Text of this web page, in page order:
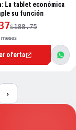
La tablet económica
su función
$188.75
oferta
›